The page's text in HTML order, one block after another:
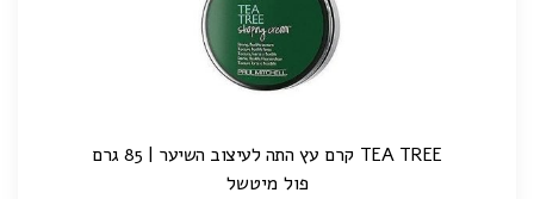
TEA TREE קרם עץ התה לעיצוב השיער | 85 גרם
פול מיטשל